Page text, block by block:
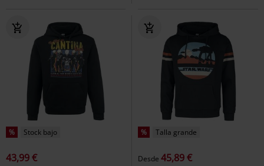
% Stock bajo
43,99 €
% Talla grande
Desde 45,89 €